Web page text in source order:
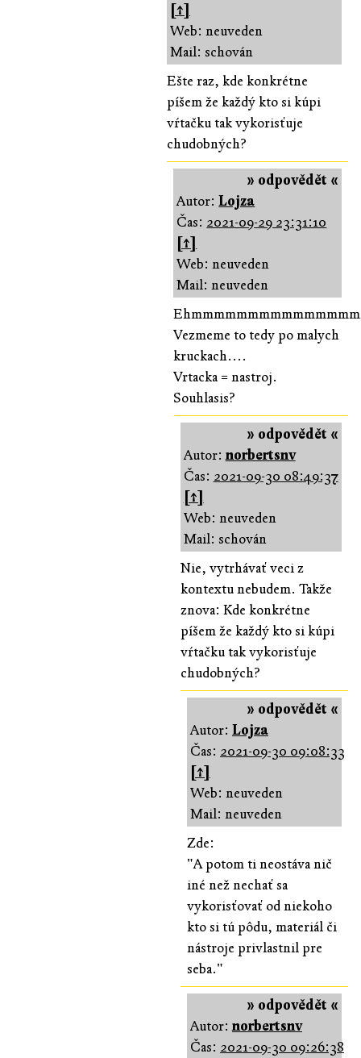
[↑]
Web: neuveden
Mail: schován
Ešte raz, kde konkrétne
píšem že každý kto si kúpi
vŕtačku tak vykorisťuje
chudobných?
» odpovědět «
Autor:Lojza
Čas: 2021-09-29 23:31:10
[↑]
Web: neuveden
Mail: neuveden
Vezmeme to tedy po malych
kruckach....
Vrtacka = nastroj.
Souhlasis?
» odpovědět «
Autor:norbertsnv
Čas: 2021-09-30 08:49:37
[↑]
Web: neuveden
Mail: schován
Nie, vytrhávať veci z
kontextu nebudem. Takže
znova: Kde konkrétne
píšem že každý kto si kúpi
vŕtačku tak vykorisťuje
chudobných?
» odpovědět «
Autor: Lojza
Čas: 2021-09-30 09:08:33
[↑]
Web: neuveden
Mail: neuveden
Zde:
"A potom ti neostáva nič
iné než nechať sa
vykorisťovať od niekoho
kto si tú pôdu, materiál či
nástroje privlastnil pre
seba."
» odpovědět «
Autor:norbertsnv
Čas: 2021-09-30 09:26:38